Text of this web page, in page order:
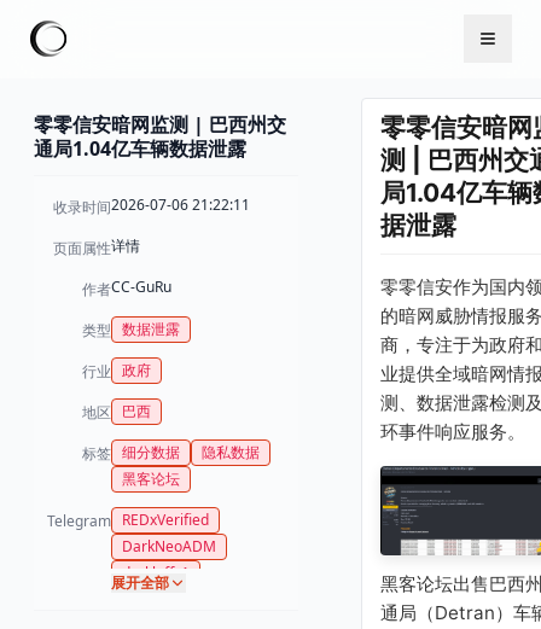
零零信安暗网监测 | 巴西州交
通局1.04亿车辆数据泄露
收录时间2026-07-06 21:22:11
页面属性详情
作者CC-GuRu
类型 数据泄露
行业 政府
地区 巴西
标签 细分数据
隐私数据
黑客论坛
Telegram REDxVerified
DarkNeoADM
darkluffy1
展开全部
零零信安暗网
测 | 巴西州交
局1.04亿车辆
据泄露
零零信安作为国内
的暗网威胁情报服
商，专注于为政府
业提供全域暗网情
测、数据泄露检测
环事件响应服务。
黑客论坛出售巴西
通局（Detran）车